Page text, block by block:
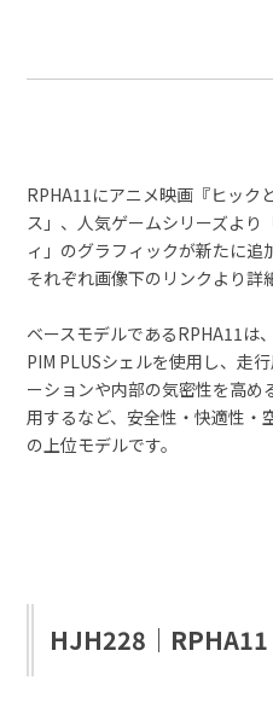
RPHA11にアニメ映画『ヒック
ス」、人気ゲームシリーズより
ィ」のグラフィックが新たに追
それぞれ画像下のリンクより詳
ベースモデルであるRPHA11は
PIM PLUSシェルを使用し、走
ーションや内部の気密性を高め
用するなど、安全性・快適性
の上位モデルです。
HJH228｜RPHA11